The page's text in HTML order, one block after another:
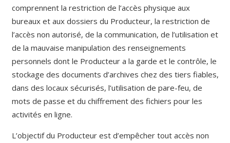
comprennent la restriction de l’accès physique aux
bureaux et aux dossiers du Producteur, la restriction de
l’accès non autorisé, de la communication, de l’utilisation et
de la mauvaise manipulation des renseignements
personnels dont le Producteur a la garde et le contrôle, le
stockage des documents d’archives chez des tiers fiables,
dans des locaux sécurisés, l’utilisation de pare-feu, de
mots de passe et du chiffrement des fichiers pour les
activités en ligne.
L’objectif du Producteur est d’empêcher tout accès non